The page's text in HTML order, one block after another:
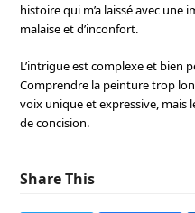
histoire qui m’a laissé avec
malaise et d’inconfort.
L’intrigue est complexe et bien
Comprendre la peinture trop
voix unique et expressive, mais
de concision.
Share This